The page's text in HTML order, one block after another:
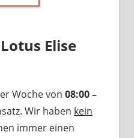
Elise
Woche von 08:00 –
Wir haben kein
immer einen